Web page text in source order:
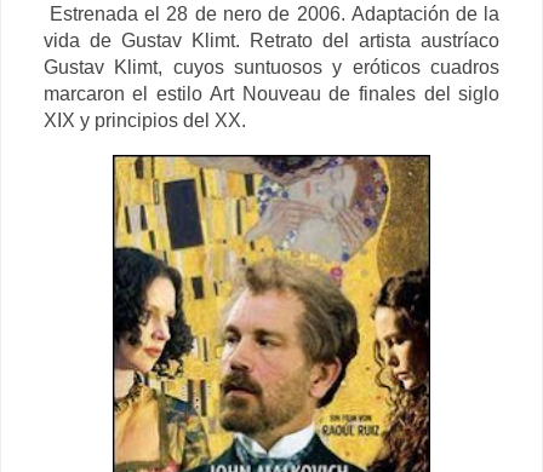
Estrenada el 28 de nero de 2006. Adaptación de la
vida de Gustav Klimt.
Retrato del artista austríaco
Gustav Klimt, cuyos suntuosos y eróticos cuadros
marcaron el estilo Art Nouveau de finales del siglo
XIX y principios del XX.